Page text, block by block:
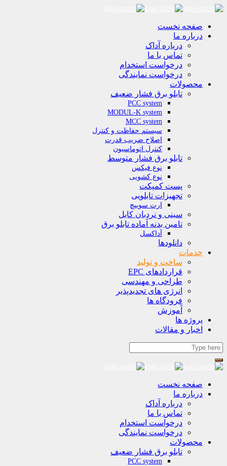
صفحه نخست
درباره ما
درباره آداک
تماس با ما
درخواست استخدام
درخواست نمایندگی
محصولات
تابلو برق فشار ضعیف
PCC system
MODUL-K system
MCC system
سیستم حفاظت و کنترل
اصلاح ضریب قدرت
کنترل اتوماسیون
تابلو برق فشار متوسط
نوع فیکس
نوع کشویی
پست کمپکت
تجهیزات تابلویی
ارت سوییچ
سینی و نردبان کابل
تامین بدنه آماده تابلو برق
آداکسل
دانلودها
خدمات
ساخت و تولید
قراردادهای EPC
طراحی و مهندسی
انرژی های تجدیدپذیر
فرودگاه ها
آموزش
پروژه ها
اخبار و مقالات
صفحه نخست
درباره ما
درباره آداک
تماس با ما
درخواست استخدام
درخواست نمایندگی
محصولات
تابلو برق فشار ضعیف
PCC system